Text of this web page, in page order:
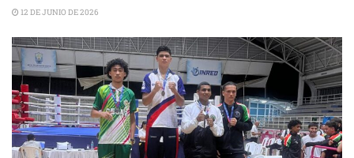
12 DE JUNIO DE 2026